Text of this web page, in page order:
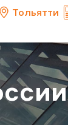
Тольятти